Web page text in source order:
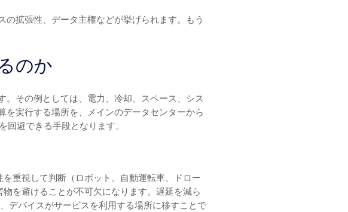
拡張性、データ主権などが挙げられます。もう
のか
その例としては、電力、冷却、スペース、シス
実行する場所を、メインのデータセンターから
避できる手段となります。
重視して判断（ロボット、自動運転車、ドロー
を避けることが不可欠になります。遅延を減ら
デバイスがサービスを利用する場所に移すことで